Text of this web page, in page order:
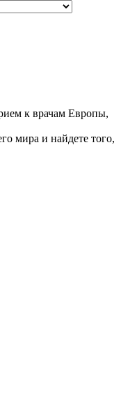
к врачам Европы,
мира и найдете того,